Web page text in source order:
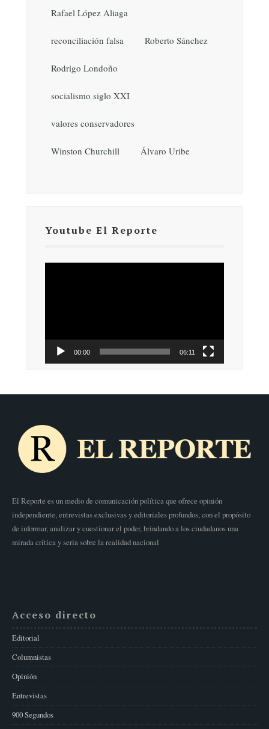
Rafael López Aliaga
reconciliación falsa Roberto Sánchez
Rodrigo Londoño
socialismo siglo XXI
valores conservadores
Winston Churchill Álvaro Uribe
Youtube El Reporte
00:00 06:11
El Reporte es un medio de comunicación política que ofrece opinión
independiente, entrevistas exclusivas y editoriales profundos, con el propósito
de informar, analizar y cuestionar el poder, brindando a los ciudadanos una
mirada crítica y seria sobre la realidad nacional
Acceso directo
Editorial
Columnistas
Opinión
Entrevistas
900 Segundos